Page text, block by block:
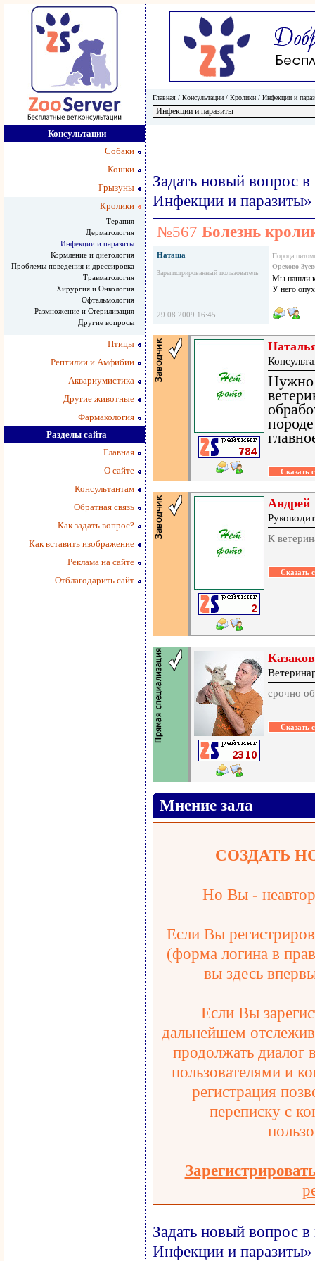
Главная / Консультации / Кролики / Инфекции и
Консультации
Собаки
Кошки
Грызуны
Кролики
Терапия
Дерматология
Инфекции и паразиты
Кормление и диетология
Проблемы поведения и дрессировка
Травматология
Хирургия и Онкология
Офтальмология
Размножение и Стерилизация
Другие вопросы
Птицы
Рептилии и Амфибии
Аквариумистика
Другие животные
Фармакология
Разделы сайта
Главная
О сайте
Консультантам
Обратная связь
Как задать вопрос?
Как вставить изображение
Реклама на сайте
Отблагодарить сайт
Задать новый вопрос
Инфекции и паразиты»
№567 Болезнь
Наташа
Зарегистрированный пользователь
Порода
Орехово-
Мы нашли
У него
29.08.2009 16:45
Нужно
Андрей
К
срочно
Мнение зала
СОЗДАТЬ
Но Вы -
Если Вы
(форма логина в
вы здесь
Если Вы
дальнейшем
продолжать диалог
пользователями и
регистрация
переписку с
Задать новый вопрос
Инфекции и паразиты»